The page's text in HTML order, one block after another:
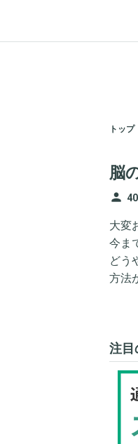
トップ
脳
person
大変
今ま
どう
方法
注目